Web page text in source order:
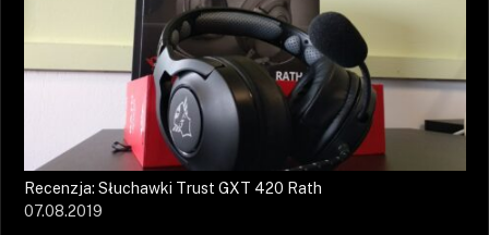
Recenzja: Słuchawki Trust GXT 420 Rath
07.08.2019